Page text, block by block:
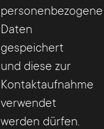
personenbezogene
Daten
gespeichert
und diese zur
Kontaktaufnahme
verwendet
werden dürfen.